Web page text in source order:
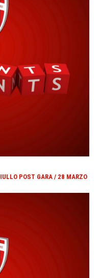
POST GARA / 28 MARZO